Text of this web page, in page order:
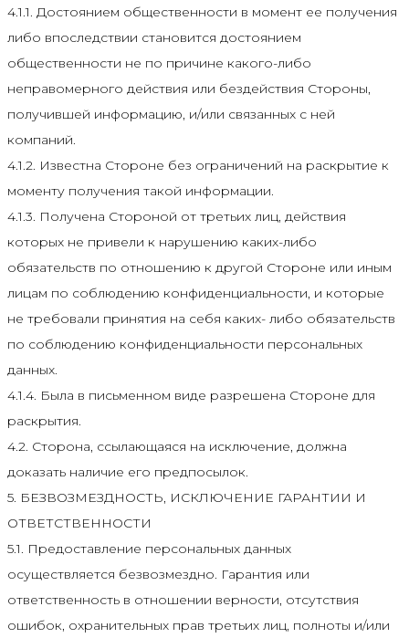
4.1.1. Достоянием общественности в момент ее получения
либо впоследствии становится достоянием
общественности не по причине какого-либо
неправомерного действия или бездействия Стороны,
получившей информацию, и/или связанных с ней
компаний.
4.1.2. Известна Стороне без ограничений на раскрытие к
моменту получения такой информации.
4.1.3. Получена Стороной от третьих лиц, действия
которых не привели к нарушению каких-либо
обязательств по отношению к другой Стороне или иным
лицам по соблюдению конфиденциальности, и которые
не требовали принятия на себя каких- либо обязательств
по соблюдению конфиденциальности персональных
данных.
4.1.4. Была в письменном виде разрешена Стороне для
раскрытия.
4.2. Сторона, ссылающаяся на исключение, должна
доказать наличие его предпосылок.
5. БЕЗВОЗМЕЗДНОСТЬ, ИСКЛЮЧЕНИЕ ГАРАНТИИ И
ОТВЕТСТВЕННОСТИ
5.1. Предоставление персональных данных
осуществляется безвозмездно. Гарантия или
ответственность в отношении верности, отсутствия
ошибок, охранительных прав третьих лиц, полноты и/или